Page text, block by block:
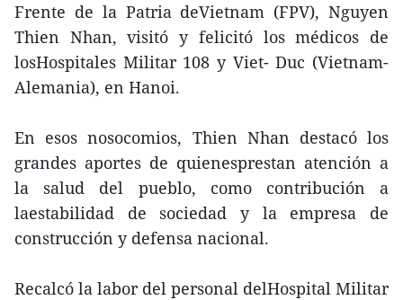
Frente de la Patria deVietnam (FPV), Nguyen
Thien Nhan, visitó y felicitó los médicos de
losHospitales Militar 108 y Viet- Duc (Vietnam-
Alemania), en Hanoi.
En esos nosocomios, Thien Nhan destacó los
grandes aportes de quienesprestan atención a
la salud del pueblo, como contribución a
laestabilidad de sociedad y la empresa de
construcción y defensa nacional.
Recalcó la labor del personal delHospital Militar